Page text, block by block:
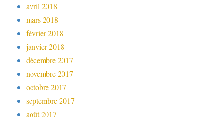
avril 2018
mars 2018
février 2018
janvier 2018
décembre 2017
novembre 2017
octobre 2017
septembre 2017
août 2017